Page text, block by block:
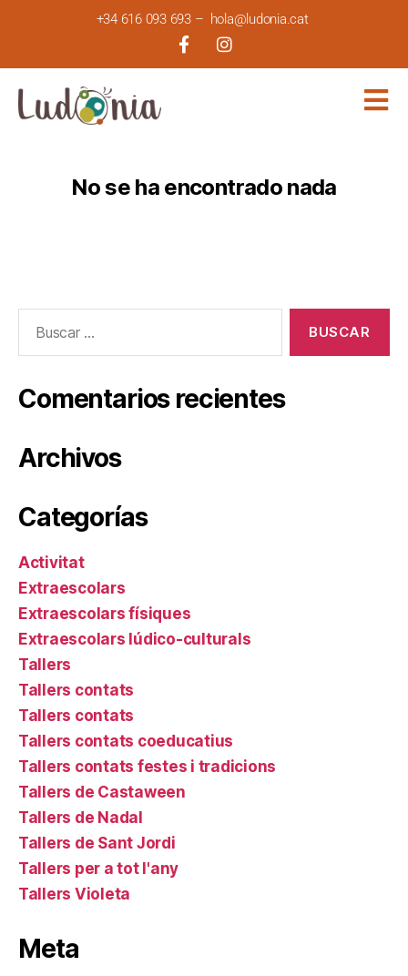
+34 616 093 693– hola@ludonia.cat
No se ha encontrado nada
Comentarios recientes
Archivos
Categorías
Activitat
Extraescolars
Extraescolars físiques
Extraescolars lúdico-culturals
Tallers
Tallers contats
Tallers contats
Tallers contats coeducatius
Tallers contats festes i tradicions
Tallers de Castaween
Tallers de Nadal
Tallers de Sant Jordi
Tallers per a tot l'any
Tallers Violeta
Meta